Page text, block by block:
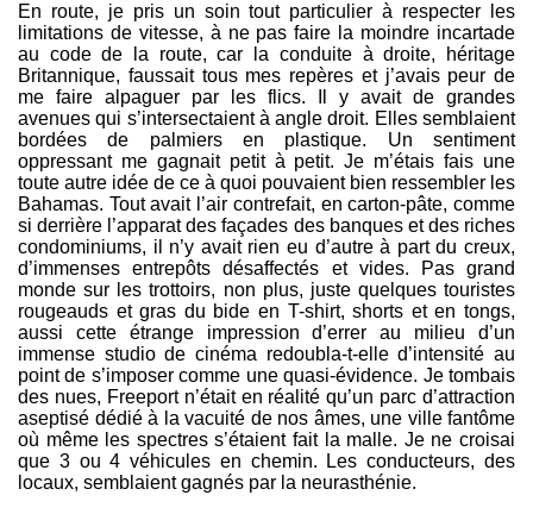
En route, je pris un soin tout particulier à respecter les
limitations de vitesse, à ne pas faire la moindre incartade
au code de la route, car la conduite à droite, héritage
Britannique, faussait tous mes repères et j’avais peur de
me faire alpaguer par les flics. Il y avait de grandes
avenues qui s’intersectaient à angle droit. Elles semblaient
bordées de palmiers en plastique. Un sentiment
oppressant me gagnait petit à petit. Je m’étais fais une
toute autre idée de ce à quoi pouvaient bien ressembler les
Bahamas. Tout avait l’air contrefait, en carton-pâte, comme
si derrière l’apparat des façades des banques et des riches
condominiums, il n’y avait rien eu d’autre à part du creux,
d’immenses entrepôts désaffectés et vides. Pas grand
monde sur les trottoirs, non plus, juste quelques touristes
rougeauds et gras du bide en T-shirt, shorts et en tongs,
aussi cette étrange impression d’errer au milieu d’un
immense studio de cinéma redoubla-t-elle d’intensité au
point de s’imposer comme une quasi-évidence. Je tombais
des nues, Freeport n’était en réalité qu’un parc d’attraction
aseptisé dédié à la vacuité de nos âmes, une ville fantôme
où même les spectres s’étaient fait la malle. Je ne croisai
que 3 ou 4 véhicules en chemin. Les conducteurs, des
locaux, semblaient gagnés par la neurasthénie.